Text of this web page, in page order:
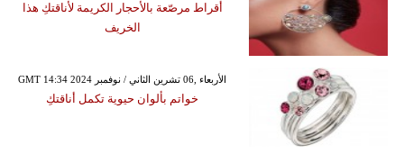
أقراط مرصّعة بالأحجار الكريمة لأناقتكِ هذا
الخريف
GMT 14:34 2024 الأربعاء ,06 تشرين الثاني / نوفمبر
خواتم بألوان حيوية تكمل أناقتكِ